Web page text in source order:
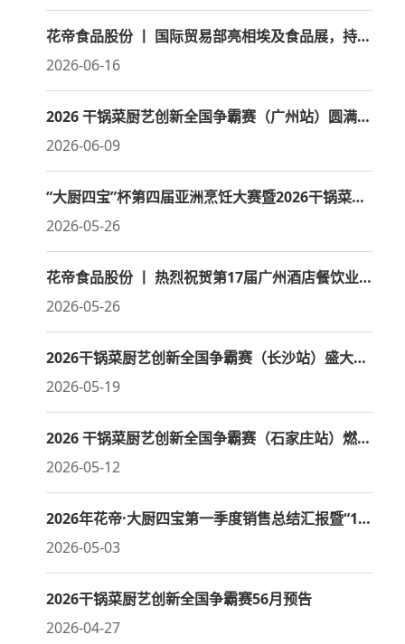
花帝食品股份 丨 国际贸易部亮相埃及食品展，持续深耕国际市场
2026-06-16
2026 干锅菜厨艺创新全国争霸赛（广州站）圆满收官
2026-06-09
“大厨四宝”杯第四届亚洲烹饪大赛暨2026干锅菜创新风味邀请赛
2026-05-26
花帝食品股份 丨 热烈祝贺第17届广州酒店餐饮业博览会暨广州国际餐饮食材展盛大开幕
2026-05-26
2026干锅菜厨艺创新全国争霸赛（长沙站）盛大启幕
2026-05-19
2026 干锅菜厨艺创新全国争霸赛（石家庄站）燃情开赛
2026-05-12
2026年花帝·大厨四宝第一季度销售总结汇报暨“1311”品类占位战略阶段性总结大会
2026-05-03
2026干锅菜厨艺创新全国争霸赛56月预告
2026-04-27